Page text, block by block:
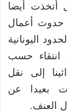
أتخذت أيضا
حدوث أعمال
اليونانية
انتقاء حسب
إلى نقل
بعيدا عن
العنف.